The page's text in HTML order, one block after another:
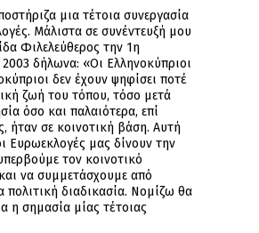
μια τέτοια συνεργασία
Μάλιστα σε συνέντευξή μου
Φιλελεύθερος την 1η
δήλωνα: «Οι Ελληνοκύπριοι
δεν έχουν ψηφίσει ποτέ
ζωή του τόπου, τόσο μετά
όσο και παλαιότερα, επί
ήταν σε κοινοτική βάση. Αυτή
Ευρωεκλογές μας δίνουν την
τον κοινοτικό
να συμμετάσχουμε από
πολιτική διαδικασία. Νομίζω θα
η σημασία μίας τέτοιας